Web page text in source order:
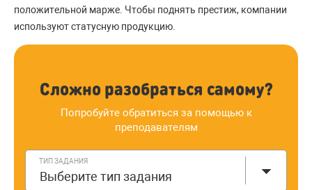
положительной марже. Чтобы поднять престиж, компании
используют статусную продукцию.
Сложно разобраться самому?
Попробуйте обратиться за помощью к
преподавателям
ТИП ЗАДАНИЯ
Выберите тип задания